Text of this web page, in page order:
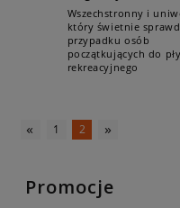
Wszechstronny i
który świetnie
przypadku osób
początkujących do
rekreacyjnego
« 1 2 »
Promocje